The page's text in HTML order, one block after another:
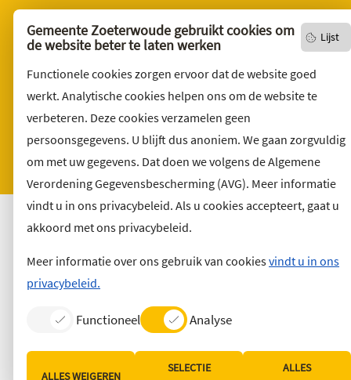
Lijst
Gemeente Zoeterwoude gebruikt cookies om
de website beter te laten werken
Functionele cookies zorgen ervoor dat de website goed
werkt. Analytische cookies helpen ons om de website te
verbeteren. Deze cookies verzamelen geen
persoonsgegevens. U blijft dus anoniem. We gaan zorgvuldig
om met uw gegevens. Dat doen we volgens de Algemene
Verordening Gegevensbescherming (AVG). Meer informatie
vindt u in ons privacybeleid. Als u cookies accepteert, gaat u
akkoord met ons privacybeleid.
Meer informatie over ons gebruik van cookiesvindt u in ons
privacybeleid.
Functioneel Analyse
ALLES WEIGEREN
SELECTIE
ALLES
Over deze website
Sitemap
Toegankelijkheid
Klacht indienen
Archief